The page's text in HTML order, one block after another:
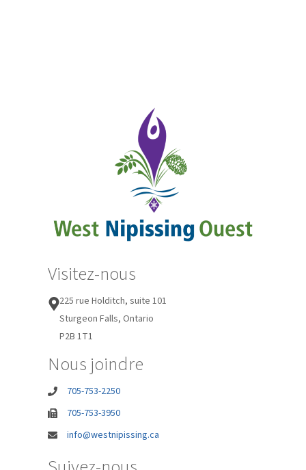
Visitez-nous
225 rue Holditch, suite 101
Sturgeon Falls, Ontario
P2B 1T1
Nous joindre
705-753-2250
705-753-3950
info@westnipissing.ca